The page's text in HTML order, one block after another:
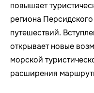
повышает
региона
путешествий.
открывает новые
морской
расширения